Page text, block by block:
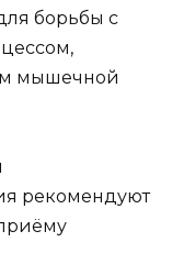
борьбы с
мышечной
рекомендуют